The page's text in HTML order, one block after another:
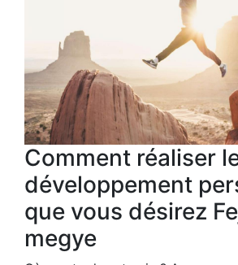
Comment réaliser
développement
que vous désirez
megye